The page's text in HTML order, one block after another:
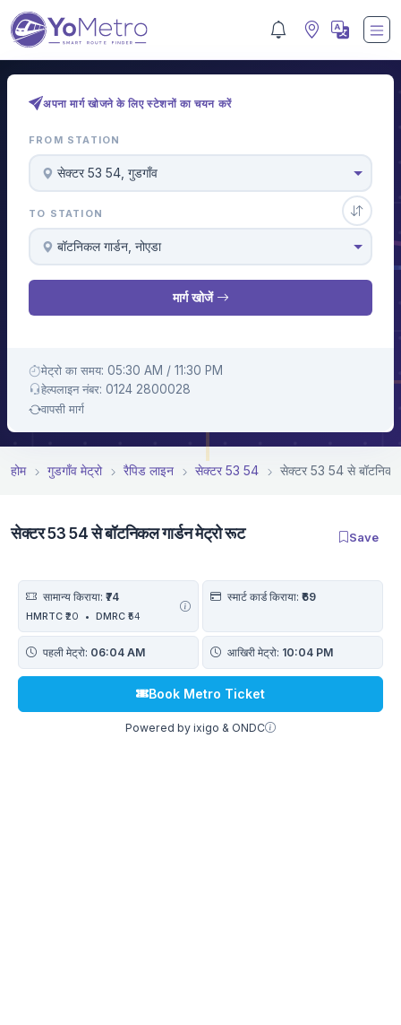
अपना मार्ग खोजने के लिए स्टेशनों का चयन करें
FROM STATION
सेक्टर 53 54, गुडगाँव
TO STATION
बॉटनिकल गार्डन, नोएडा
मार्ग खोजें
मेट्रो का समय: 05:30 AM / 11:30 PM
हेल्पलाइन नंबर: 0124 2800028
वापसी मार्ग
होम गुडगाँव मेट्रो रैपिड लाइन सेक्टर 53 54 सेक्टर 53 54 से बॉटनिकल
सेक्टर 53 54 से बॉटनिकल गार्डन मेट्रो रूट Save
सामान्य किराया: ₹74
HMRTC ₹20 • DMRC ₹54
स्मार्ट कार्ड किराया: ₹69
पहली मेट्रो: 06:04 AM आखिरी मेट्रो: 10:04 PM
Book Metro Ticket
Powered by ixigo & ONDC